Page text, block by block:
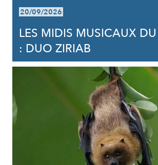
20/09/2026
LES MIDIS MUSICAUX
: DUO ZIRIAB